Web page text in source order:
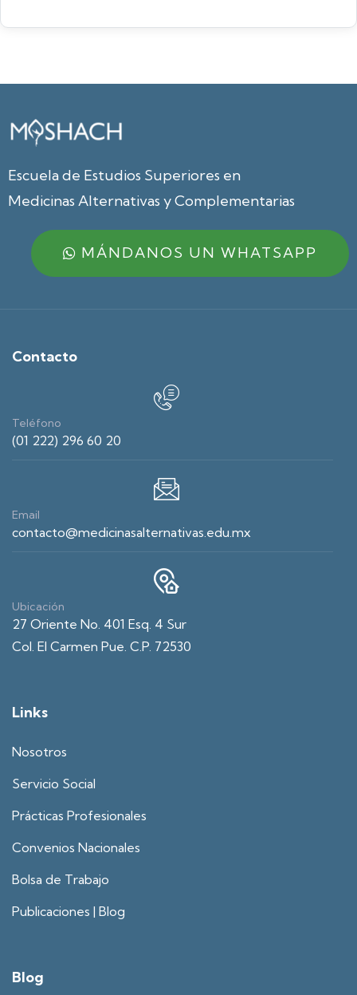
Escuela de Estudios Superiores en
Medicinas Alternativas y Complementarias
MÁNDANOS UN WHATSAPP
Contacto
Teléfono
(01 222) 296 60 20
Email
contacto@medicinasalternativas.edu.mx
Ubicación
27 Oriente No. 401 Esq. 4 Sur
Col. El Carmen Pue. C.P. 72530
Links
Nosotros
Servicio Social
Prácticas Profesionales
Convenios Nacionales
Bolsa de Trabajo
Publicaciones | Blog
Blog